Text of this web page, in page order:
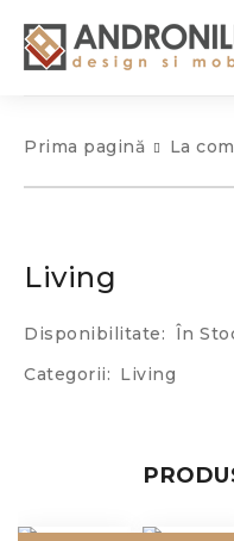
Prima pagină La
Living
Disponibilitate: În
Categorii: Living